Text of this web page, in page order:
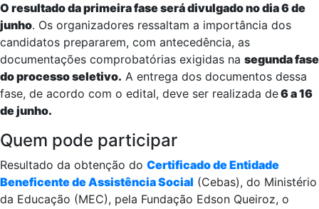
O resultado da primeira fase será divulgado no dia 6 de
junho. Os organizadores ressaltam a importância dos
candidatos prepararem, com antecedência, as
documentações comprobatórias exigidas na segunda fase
do processo seletivo. A entrega dos documentos dessa
fase, de acordo com o edital, deve ser realizada de6 a 16
de junho.
Quem pode participar
Resultado da obtenção do Certificado de Entidade
Beneficente de Assistência Social (Cebas), do Ministério
da Educação (MEC), pela Fundação Edson Queiroz, o